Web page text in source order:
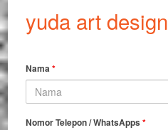
yuda art design
Nama*
Nomor Telepon / WhatsApps*